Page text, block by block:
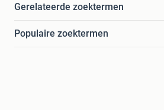
Gerelateerde zoektermen
Populaire zoektermen